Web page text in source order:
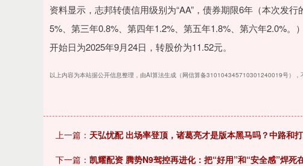
资料显示，志邦转债信用级别为“AA”，债券期限6年（本次发
5%、第三年0.8%、第四年1.2%、第五年1.8%、第六年2.0%
开始日为2025年9月24日，转股价为11.52元。
以上内容为本站据公开信息整理，由AI算法生成（网信算备310104345710301240019号），
上一篇： 天弘忧配 出场率登顶，诸葛亮才是版本黑马吗？中路和
下一篇： 凯耀配资 腾势N9驾控再进化：把“好用”和“安全感”焊死